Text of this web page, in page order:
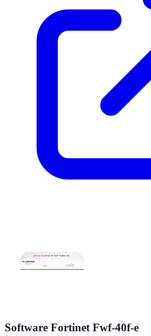
Software Fortinet Fwf-40f-e